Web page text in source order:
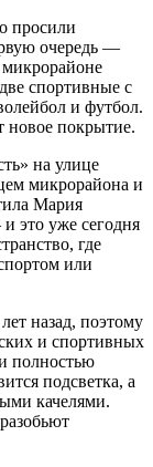
просили
очередь —
спортивные с
и футбол.
новое покрытие.
на улице
микрорайона и
Мария
это уже сегодня
где
или
назад, поэтому
и спортивных
полностью
подсветка, а
качелями.